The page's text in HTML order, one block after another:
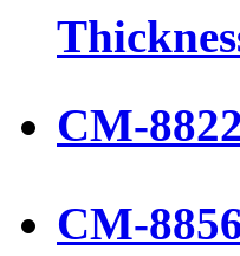
CM-
CM-